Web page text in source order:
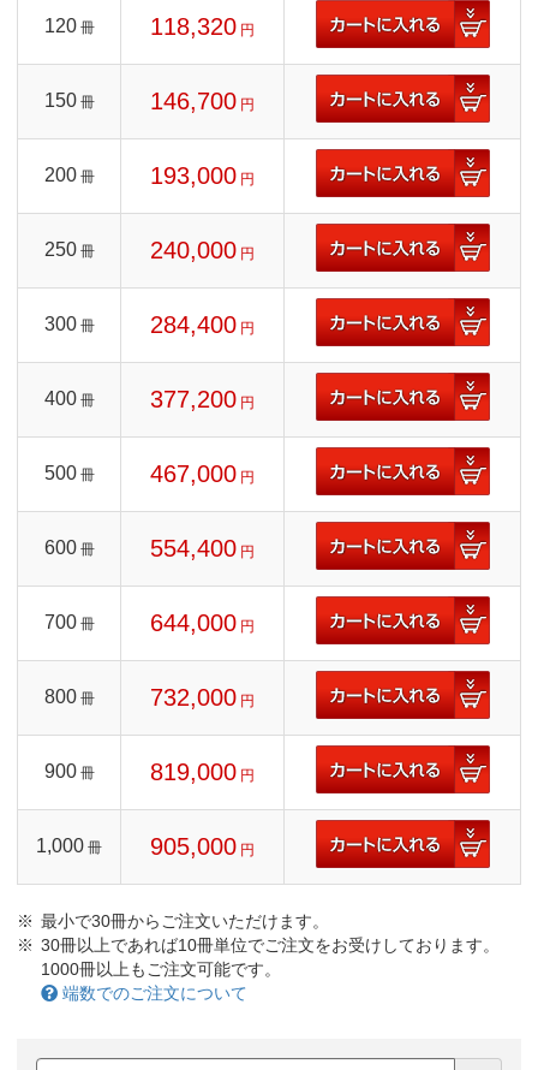
120 冊 118,320 円
150 冊 146,700 円
200 冊 193,000 円
250 冊 240,000 円
300 冊 284,400 円
400 冊 377,200 円
500 冊 467,000 円
600 冊 554,400 円
700 冊 644,000 円
800 冊 732,000 円
900 冊 819,000 円
1,000 冊 905,000 円
最小で30冊からご注文いただけます。
30冊以上であれば10冊単位でご注文をお受けしております。
1000冊以上もご注文可能です。
端数でのご注文について